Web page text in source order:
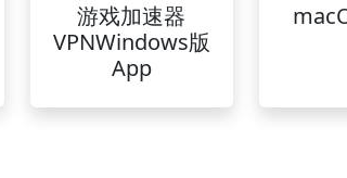
游戏加速器
VPNWindows版
App